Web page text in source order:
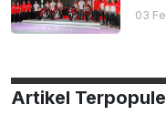
03
Artikel